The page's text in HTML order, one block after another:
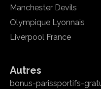
Manchester Devils
Olympique Lyonnais
Liverpool France
Autres
bonus-parissportifs-